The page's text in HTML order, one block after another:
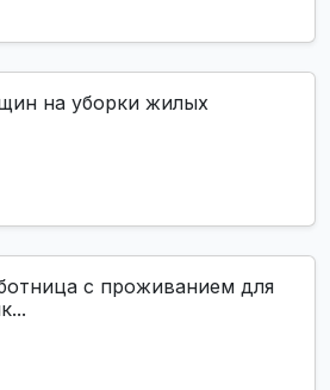
на уборки жилых
с проживанием для